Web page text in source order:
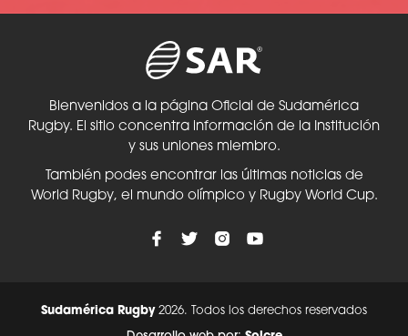
Bienvenidos a la página Oficial de Sudamérica
Rugby. El sitio concentra información de la Institución
y sus uniones miembro.
También podes encontrar las últimas noticias de
World Rugby, el mundo olímpico y Rugby World Cup.
Sudamérica Rugby2026. Todos los derechos reservados